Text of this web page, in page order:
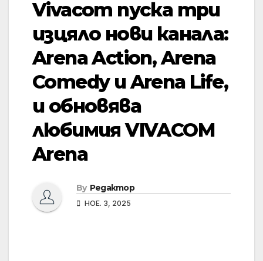
Vivacom пуска три
изцяло нови канала:
Arena Action, Arena
Comedy и Arena Life,
и обновява
любимия VIVACOM
Arena
By Редактор
НОЕ. 3, 2025